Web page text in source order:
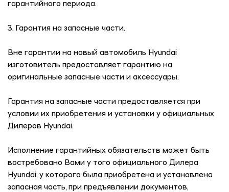
гарантийного периода.
3. Гарантия на запасные части.
Вне гарантии на новый автомобиль Hyundai
изготовитель предоставляет гарантию на
оригинальные запасные части и аксессуары.
Гарантия на запасные части предоставляется при
условии их приобретения и установки у официальных
Дилеров Hyundai.
Исполнение гарантийных обязательств может быть
востребовано Вами у того официального Дилера
Hyundai, у которого была приобретена и установлена
запасная часть, при предъявлении документов,